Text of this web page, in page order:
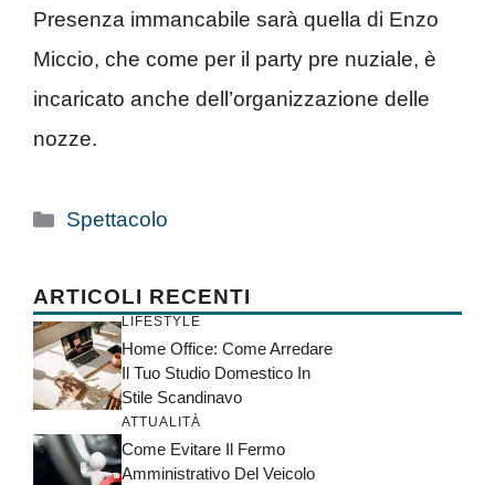
Presenza immancabile sarà quella di Enzo
Miccio, che come per il party pre nuziale, è
incaricato anche dell’organizzazione delle
nozze.
Categorie
Spettacolo
ARTICOLI RECENTI
LIFESTYLE
Home Office: Come Arredare
Il Tuo Studio Domestico In
Stile Scandinavo
ATTUALITÀ
Come Evitare Il Fermo
Amministrativo Del Veicolo